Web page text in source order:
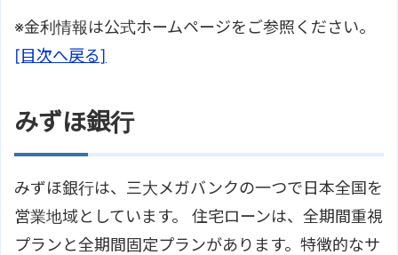
※金利情報は公式ホームページをご参照ください。
[目次へ戻る]
みずほ銀行
みずほ銀行は、三大メガバンクの一つで日本全国を
営業地域としています。 住宅ローンは、全期間重視
プランと全期間固定プランがあります。特徴的なサ